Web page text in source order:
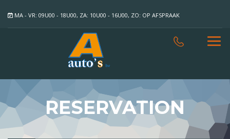
MA - VR: 09U00 - 18U00, ZA: 10U00 - 16U00, ZO: OP AFSPRAAK
RESERVATION